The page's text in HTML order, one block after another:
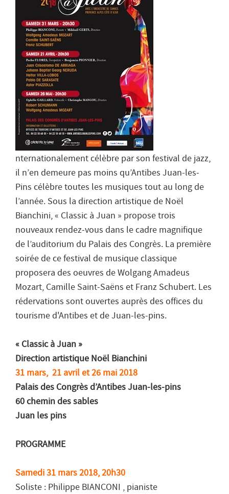
nternationalement célèbre par son festival de jazz,
il n’en demeure pas moins qu’Antibes Juan-les-
Pins célèbre toutes les musiques tout au long de
l’année. Sous la direction artistique de Noël
Bianchini, « Classic à Juan » propose trois
nouveaux rendez-vous dans le cadre magnifique
de l’auditorium du Palais des Congrès. La première
soirée de ce festival de musique classique
proposera des oeuvres de Wolgang Amadeus
Mozart, Camille Saint-Saëns et Franz Schubert. Les
rédervations sont ouvertes auprès des offices du
tourisme d'Antibes et de Juan-les-pins.
« Classic à Juan »
Direction artistique Noël Bianchini
31 mars, 21 avril et 26 mai 2018
Palais des Congrès d’Antibes Juan-les-pins
60 chemin des sables
Juan les pins
PROGRAMME
Samedi 31 mars 2018, 20h30
Soliste : Philippe BIANCONI , pianiste